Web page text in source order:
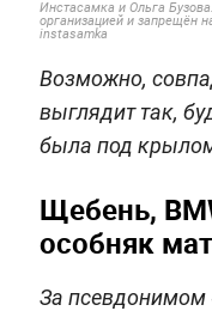
Инстасамка и Ольга Бузова.
организацией и запрещён
instasamka
Возможно,
выглядит так,
была под
Щебень,
особняк
За псевдонимом